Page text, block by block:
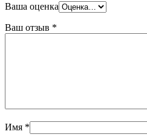
Ваша оценка
Ваш отзыв *
Имя *